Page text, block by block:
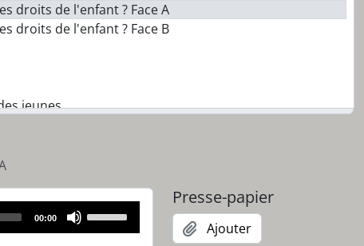
droits de l'enfant ? Face A
droits de l'enfant ? Face B
jeunes
général, Genève. Regroupement familial. Face A
général, Genève. Regroupement familial. Face B
Face B
00:00
Presse-papier
Ajouter